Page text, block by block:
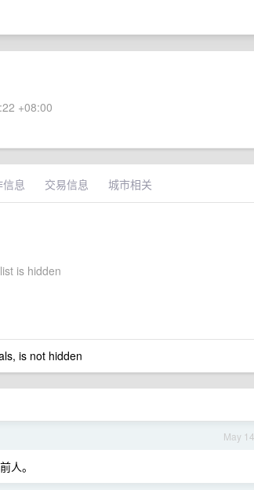
+08:00
信息 交易信息 城市相关
is hidden
is not hidden
May 14
人。